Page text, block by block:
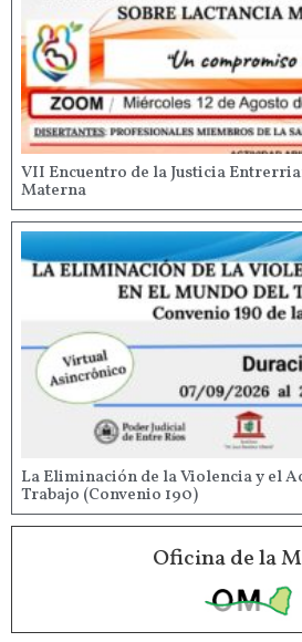
VII Encuentro de la Justicia
Materna
La Eliminación de la Violencia y el
Trabajo (Convenio 190)
Oficina de la